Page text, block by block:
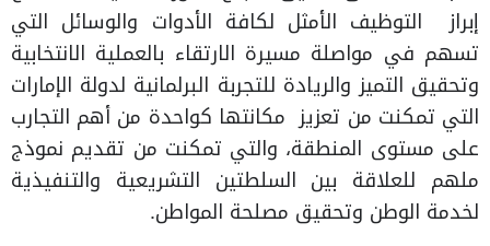
إبراز التوظيف الأمثل لكافة الأدوات والوسائل التي
تسهم في مواصلة مسيرة الارتقاء بالعملية الانتخابية
وتحقيق التميز والريادة للتجربة البرلمانية لدولة الإمارات
التي تمكنت من تعزيز مكانتها كواحدة من أهم التجارب
على مستوى المنطقة، والتي تمكنت من تقديم نموذج
ملهم للعلاقة بين السلطتين التشريعية والتنفيذية
لخدمة الوطن وتحقيق مصلحة المواطن.